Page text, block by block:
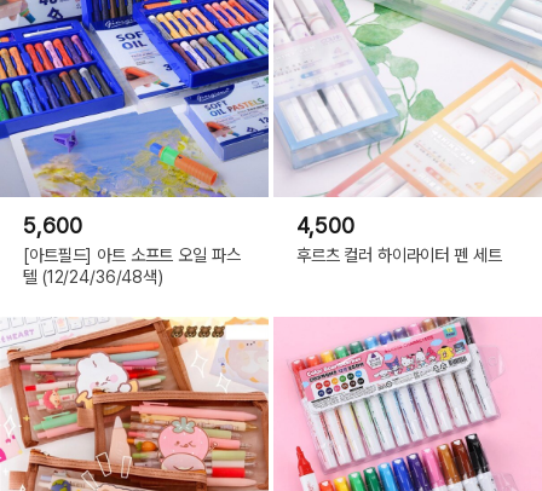
5,600
[아트필드] 아트 소프트 오일 파스
텔 (12/24/36/48색)
4,500
후르츠 컬러 하이라이터 펜 세트